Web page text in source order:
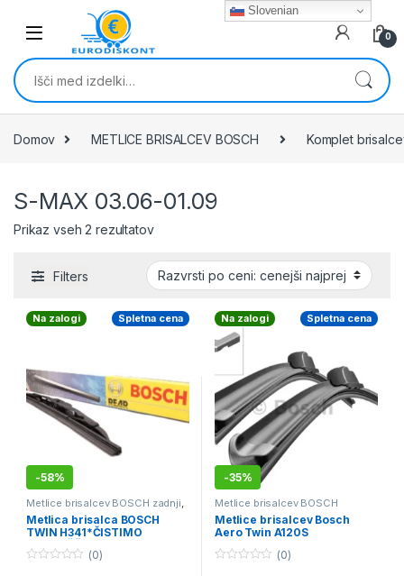
Skip to navigation
0
Išči:
Domov METLICE BRISALCEV BOSCH Komplet
S-MAX 03.06-01.09
Prikaz vseh 2 rezultatovRazvrščeno po ceni: od najnižje do
Filters
Na zalogi
-58%
Spletna cena
Metlice brisalcev BOSCH zadnji,
S-MAX 03.06-01.09
Metlica brisalca BOSCH
TWIN H341*ČISTIMO
(0)
Na zalogi
-35%
Spletna cena
Metlice brisalcev BOSCH
Aerotwin - spredaj S-MAX
02.09-12.14,S-MAX 03.06-01.09
Metlice brisalcev Bosch
Aero Twin A120S
(0)
Slovenian